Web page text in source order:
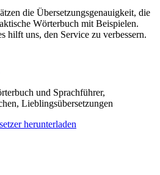
die Übersetzungsgenauigkeit, die
Wörterbuch mit Beispielen.
hilft uns, den Service zu verbessern.
und Sprachführer,
Lieblingsübersetzungen